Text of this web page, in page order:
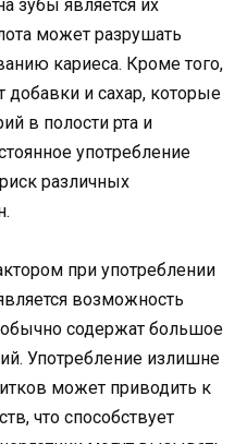
зубы является их
может разрушать
кариеса. Кроме того,
добавки и сахар, которые
в полости рта и
употребление
различных
при употреблении
возможность
содержат большое
Употребление излишне
может приводить к
что способствует